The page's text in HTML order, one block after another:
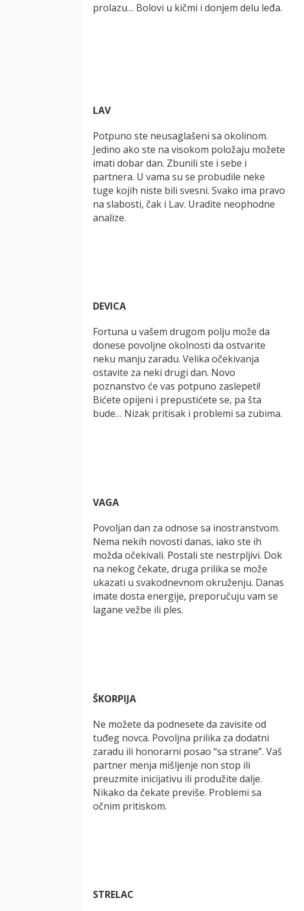
prolazu… Bolovi u kičmi i donjem delu leđa.
LAV
Potpuno ste neusaglašeni sa okolinom.
Jedino ako ste na visokom položaju možete
imati dobar dan. Zbunili ste i sebe i
partnera. U vama su se probudile neke
tuge kojih niste bili svesni. Svako ima pravo
na slabosti, čak i Lav. Uradite neophodne
analize.
DEVICA
Fortuna u vašem drugom polju može da
donese povoljne okolnosti da ostvarite
neku manju zaradu. Velika očekivanja
ostavite za neki drugi dan. Novo
poznanstvo će vas potpuno zaslepeti!
Bićete opijeni i prepustićete se, pa šta
bude… Nizak pritisak i problemi sa zubima.
VAGA
Povoljan dan za odnose sa inostranstvom.
Nema nekih novosti danas, iako ste ih
možda očekivali. Postali ste nestrpljivi. Dok
na nekog čekate, druga prilika se može
ukazati u svakodnevnom okruženju. Danas
imate dosta energije, preporučuju vam se
lagane vežbe ili ples.
ŠKORPIJA
Ne možete da podnesete da zavisite od
tuđeg novca. Povoljna prilika za dodatni
zaradu ili honorarni posao “sa strane”. Vaš
partner menja mišljenje non stop ili
preuzmite inicijativu ili produžite dalje.
Nikako da čekate previše. Problemi sa
očnim pritiskom.
STRELAC